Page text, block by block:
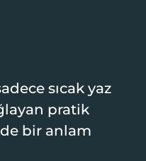
sıcak yaz
pratik
bir anlam